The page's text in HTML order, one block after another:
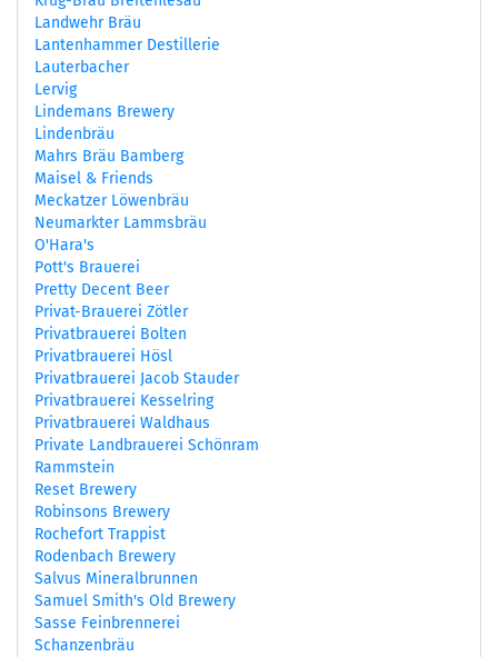
Landwehr Bräu
Lantenhammer Destillerie
Lauterbacher
Lervig
Lindemans Brewery
Lindenbräu
Mahrs Bräu Bamberg
Maisel & Friends
Meckatzer Löwenbräu
Neumarkter Lammsbräu
O'Hara's
Pott's Brauerei
Pretty Decent Beer
Privat-Brauerei Zötler
Privatbrauerei Bolten
Privatbrauerei Hösl
Privatbrauerei Jacob Stauder
Privatbrauerei Kesselring
Privatbrauerei Waldhaus
Private Landbrauerei Schönram
Rammstein
Reset Brewery
Robinsons Brewery
Rochefort Trappist
Rodenbach Brewery
Salvus Mineralbrunnen
Samuel Smith's Old Brewery
Sasse Feinbrennerei
Schanzenbräu